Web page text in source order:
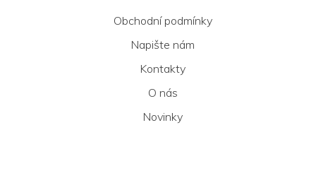
Obchodní podmínky
Napište nám
Kontakty
O nás
Novinky